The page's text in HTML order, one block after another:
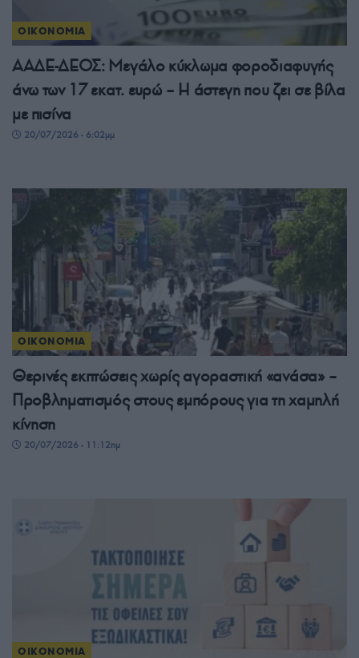
ΟΙΚΟΝΟΜΙΑ
ΑΑΔΕ-ΔΕΟΣ: Μεγάλο κύκλωμα φοροδιαφυγής
άνω των 17 εκατ. ευρώ – Η άστεγη που ζει σε βίλα
με πισίνα
20/07/2026 - 6:02μμ
ΟΙΚΟΝΟΜΙΑ
Θερινές εκπτώσεις χωρίς αγοραστική «ανάσα» –
Προβληματισμός στους εμπόρους για τη χαμηλή
κίνηση
20/07/2026 - 11:12πμ
ΟΙΚΟΝΟΜΙΑ